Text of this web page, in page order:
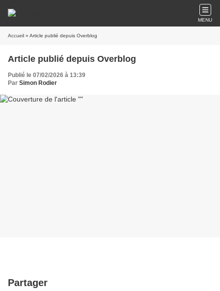
MENU
Accueil » Article publié depuis Overblog
Article publié depuis Overblog
Publié le 07/02/2026 à 13:39
Par Simon Rodier
Partager